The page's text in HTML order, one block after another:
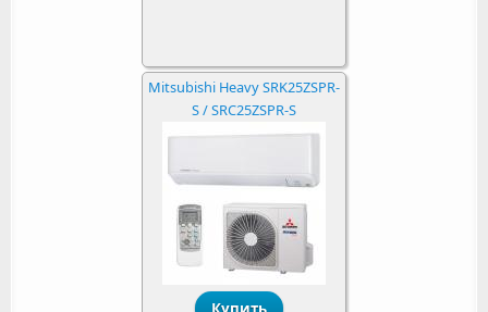
Mitsubishi Heavy SRK25ZSPR-
S / SRC25ZSPR-S